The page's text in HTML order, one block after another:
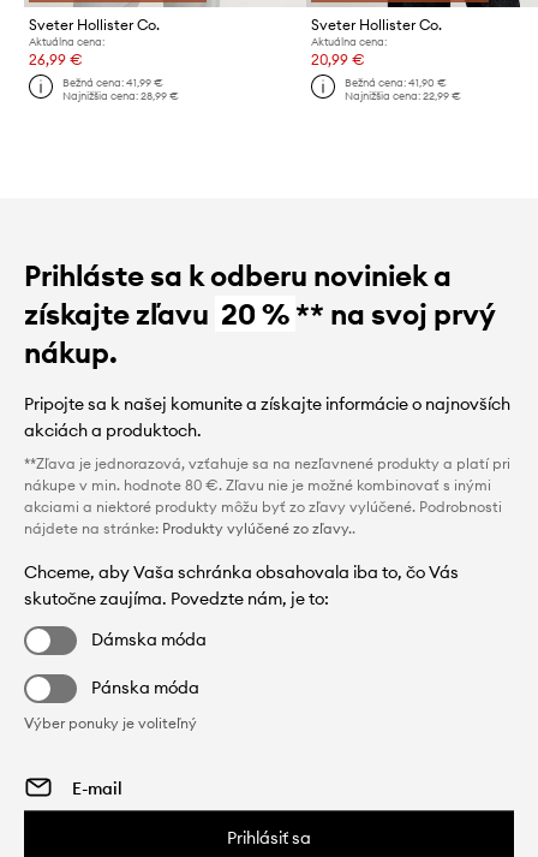
Sveter Hollister Co.
Aktuálna cena:
26,99 €
Bežná cena:41,99 €
Najnižšia cena:28,99 €
Sveter Hollister Co.
Aktuálna cena:
20,99 €
Bežná cena: 41,90 €
Najnižšia cena: 22,99 €
Prihláste sa k odberu noviniek a
získajte zľavu 20 %** na svoj prvý
nákup.
Pripojte sa k našej komunite a získajte informácie o najnovších
akciách a produktoch.
**Zľava je jednorazová, vzťahuje sa na nezľavnené produkty a platí pri
nákupe v min. hodnote 80 €. Zľavu nie je možné kombinovať s inými
akciami a niektoré produkty môžu byť zo zľavy vylúčené. Podrobnosti
nájdete na stránke: Produkty vylúčené zo zľavy..
Chceme, aby Vaša schránka obsahovala iba to, čo Vás
skutočne zaujíma. Povedzte nám, je to:
Dámska móda
Pánska móda
Výber ponuky je voliteľný
Prihlásiť sa